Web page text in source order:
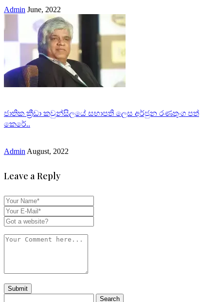
Admin June, 2022
ජාතික ක්‍රීඩා කවුන්සිලයේ සභාපති ලෙස අර්ජුන රණතුංග පත්
කෙරේ..
Admin August, 2022
Leave a Reply